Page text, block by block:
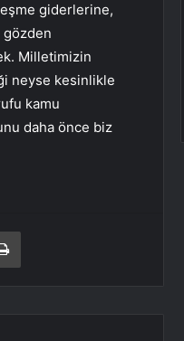
giderlerine,
gözden
Milletimizin
neyse kesinlikle
kamu
daha önce biz
Yazdır